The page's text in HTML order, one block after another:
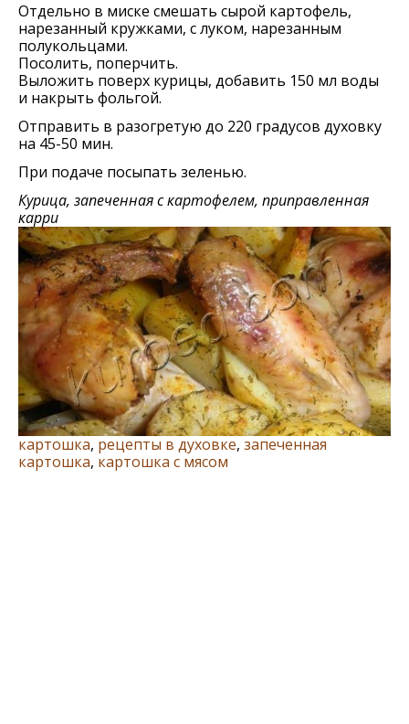
Отдельно в миске смешать сырой картофель,
нарезанный кружками, с луком, нарезанным
полукольцами.
Посолить, поперчить.
Выложить поверх курицы, добавить 150 мл воды
и накрыть фольгой.
Отправить в разогретую до 220 градусов духовку
на 45-50 мин.
При подаче посыпать зеленью.
Курица, запеченная с картофелем, приправленная
карри
картошка, рецепты в духовке, запеченная
картошка, картошка с мясом